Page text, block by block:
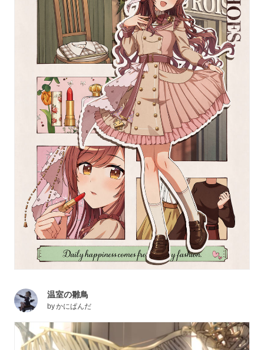
温室の雛鳥
byかにぱんだ